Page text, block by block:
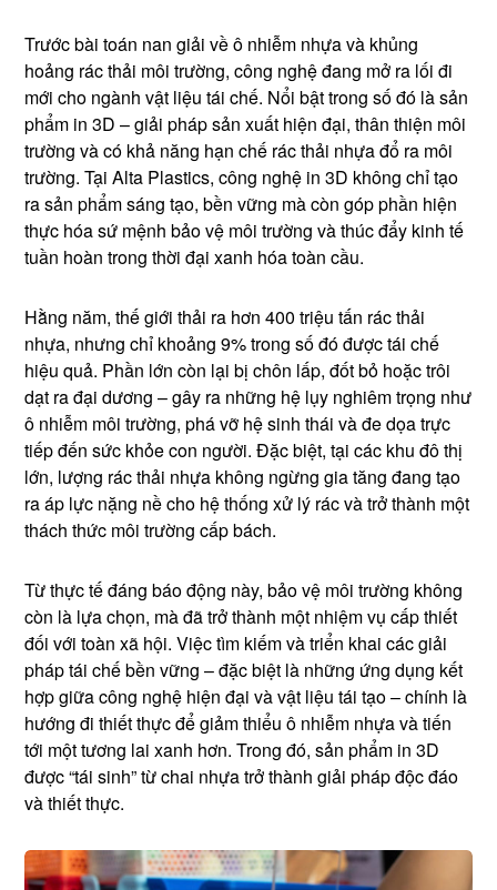
Trước bài toán nan giải về ô nhiễm nhựa và khủng
hoảng rác thải môi trường, công nghệ đang mở ra lối đi
mới cho ngành vật liệu tái chế. Nổi bật trong số đó là sản
phẩm in 3D – giải pháp sản xuất hiện đại, thân thiện môi
trường và có khả năng hạn chế rác thải nhựa đổ ra môi
trường. Tại Alta Plastics, công nghệ in 3D không chỉ tạo
ra sản phẩm sáng tạo, bền vững mà còn góp phần hiện
thực hóa sứ mệnh bảo vệ môi trường và thúc đẩy kinh tế
tuần hoàn trong thời đại xanh hóa toàn cầu.
Hằng năm, thế giới thải ra hơn 400 triệu tấn rác thải
nhựa, nhưng chỉ khoảng 9% trong số đó được tái chế
hiệu quả. Phần lớn còn lại bị chôn lấp, đốt bỏ hoặc trôi
dạt ra đại dương – gây ra những hệ lụy nghiêm trọng như
ô nhiễm môi trường, phá vỡ hệ sinh thái và đe dọa trực
tiếp đến sức khỏe con người. Đặc biệt, tại các khu đô thị
lớn, lượng rác thải nhựa không ngừng gia tăng đang tạo
ra áp lực nặng nề cho hệ thống xử lý rác và trở thành một
thách thức môi trường cấp bách.
Từ thực tế đáng báo động này, bảo vệ môi trường không
còn là lựa chọn, mà đã trở thành một nhiệm vụ cấp thiết
đối với toàn xã hội. Việc tìm kiếm và triển khai các giải
pháp tái chế bền vững – đặc biệt là những ứng dụng kết
hợp giữa công nghệ hiện đại và vật liệu tái tạo – chính là
hướng đi thiết thực để giảm thiểu ô nhiễm nhựa và tiến
tới một tương lai xanh hơn. Trong đó, sản phẩm in 3D
được “tái sinh” từ chai nhựa trở thành giải pháp độc đáo
và thiết thực.